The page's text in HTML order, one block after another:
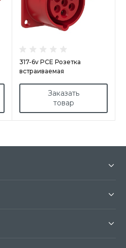
317-6v PCE Розетка
встраиваемая
фланец 70x70,
Заказать
товар